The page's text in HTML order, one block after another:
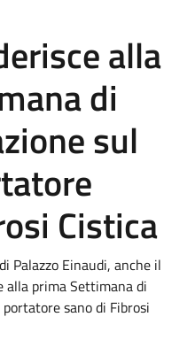
alla
di
sul
Cistica
Palazzo Einaudi, anche il
alla prima Settimana di
sano di Fibrosi